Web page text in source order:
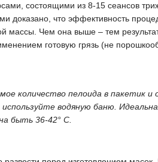
состоящими из 8-15 сеансов
доказано, что эффективность
массы. Чем она выше – тем
готовую грязь (не
количество пелоида в пакетик и
водяную баню.
быть 36-42° С.